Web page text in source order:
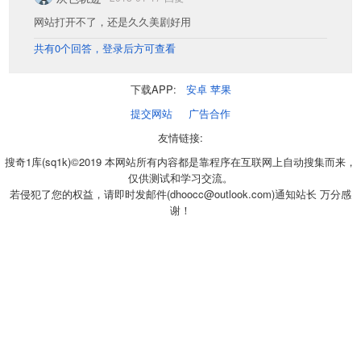
网站打开不了，还是久久美剧好用
共有0个回答，登录后方可查看
下载APP: 安卓 苹果
提交网站
广告合作
友情链接:
搜奇1库(sq1k)©2019 本网站所有内容都是靠程序在互联网上自动搜集而来，
仅供测试和学习交流。
若侵犯了您的权益，请即时发邮件(dhoocc@outlook.com)通知站长 万分感
谢！